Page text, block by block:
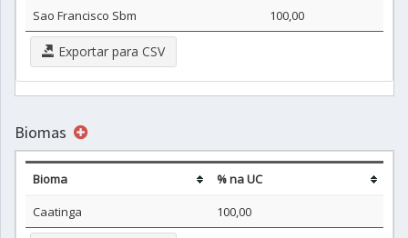
Sao Francisco Sbm 100,00
Exportar para CSV
Biomas
Bioma
% na UC
Caatinga
100,00